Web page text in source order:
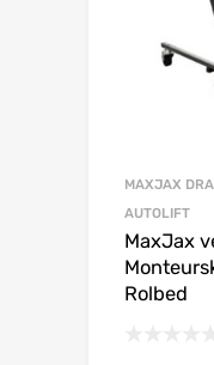
MAXJAX
AUTOLIFT
MaxJax
Rolbed